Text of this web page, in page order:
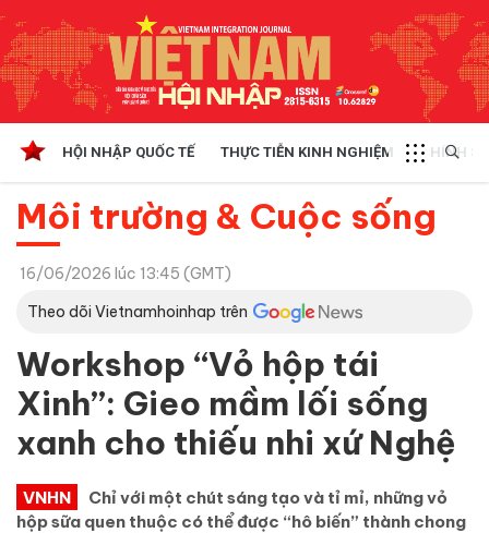
HỘI NHẬP QUỐC TẾ THỰC TIỄN KINH NGHIỆM CHÍNH
Môi trường & Cuộc sống
16/06/2026 lúc 13:45 (GMT)
Theo dõi Vietnamhoinhap trên
Workshop “Vỏ hộp tái
Xinh”: Gieo mầm lối sống
xanh cho thiếu nhi xứ Nghệ
VNHN
Chỉ với một chút sáng tạo và tỉ mỉ, những vỏ
hộp sữa quen thuộc có thể được “hô biến” thành chong